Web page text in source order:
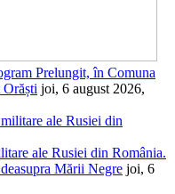
Prelungit, în Comuna
Orăști joi, 6 august 2026,
ale Rusiei din România.
Mării Negre joi, 6